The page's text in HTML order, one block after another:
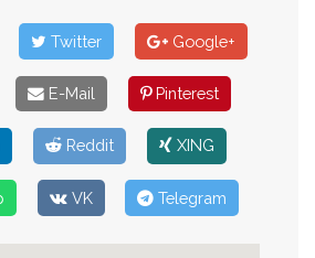
Twitter Google+
E-Mail Pinterest
Reddit XING
VK Telegram